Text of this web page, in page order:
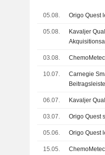
05.08. Origo Quest
05.08.
Kavaljer
03.08.
10.07.
Carnegie
06.07. Kavaljer
03.07. Origo Quest
05.06. Origo Quest
15.05.